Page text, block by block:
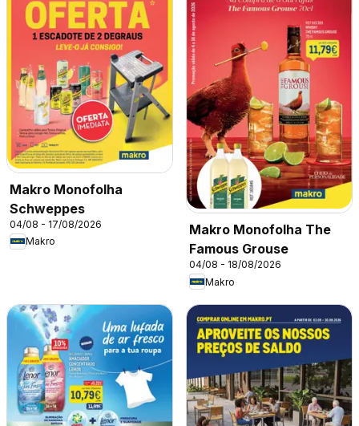
Makro Monofolha
Schweppes
04/08 - 17/08/2026
Makro
Makro Monofolha The
Famous Grouse
04/08 - 18/08/2026
Makro